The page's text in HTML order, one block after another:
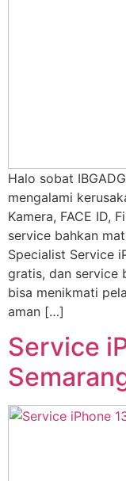
Halo sobat
mengalami
Kamera, FACE ID,
service bahkan
Specialist Service
gratis, dan service
bisa menikmati
aman […]
Service